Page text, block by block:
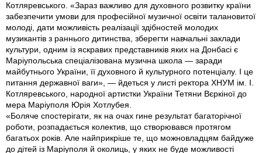
Котляревського. «Зараз важливо для духовного розвитку країни
забезпечити умови для професійної музичної освіти талановитої
молоді, дати можливість реалізації здібностей молодих
музикантів з раннього дитинства, зберегти навчальні заклади
культури, одним із яскравих представників яких на Донбасі є
Маріупольська спеціалізована музична школа — заради
майбутнього України, її духовного й культурного потенціалу. І це
питання державної ваги», — йдеться у листі ректора ХНУМ ім. І.
Котляревського, народної артистки України Тетяни Вєркіної до
мера Маріуполя Юрія Хотлубея.
«Боляче спостерігати, як на очах гине результат багаторічної
роботи, розпадається колектив, що створювався протягом
багатьох років. Але найприкріше те, що можновладцям байдуже
до дітей із Маріуполя й околиць, у яких не буде можливості